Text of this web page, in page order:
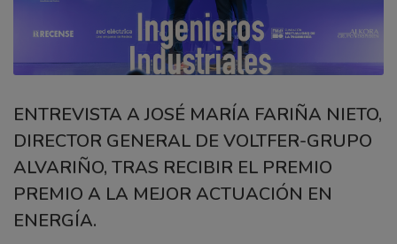
ENTREVISTA A JOSÉ MARÍA FARIÑA NIETO,
DIRECTOR GENERAL DE VOLTFER-GRUPO
ALVARIÑO, TRAS RECIBIR EL PREMIO
PREMIO A LA MEJOR ACTUACIÓN EN
ENERGÍA.